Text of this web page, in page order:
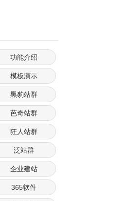
功能介绍
模板演示
黑豹站群
芭奇站群
狂人站群
泛站群
企业建站
365软件